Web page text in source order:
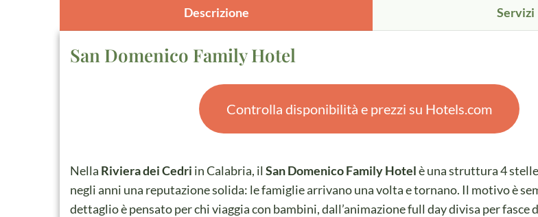
Descrizione Servizi
San Domenico Family Hotel
Controlla disponibilità e prezzi su Hotels.com
Nella Riviera dei Cedri in Calabria, il San Domenico Family Hotelè una struttura 4
negli anni una reputazione solida: le famiglie arrivano una volta e tornano. Il motivo è
dettaglio è pensato per chi viaggia con bambini, dall’animazione full day divisa per fasce